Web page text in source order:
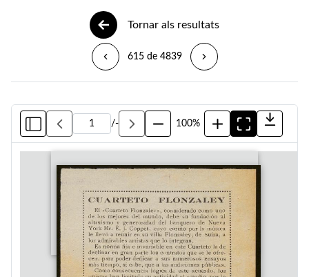
Tornar als resultats
615 de 4839
/- 100%